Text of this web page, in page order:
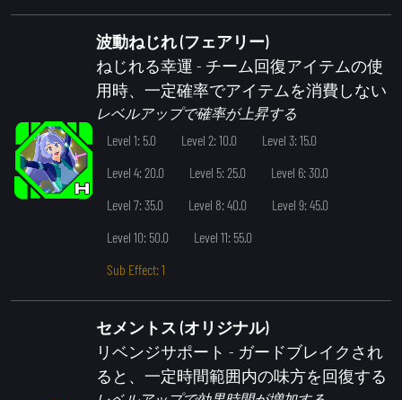
波動ねじれ (フェアリー)
ねじれる幸運 - チーム回復アイテムの使
用時、一定確率でアイテムを消費しない
レベルアップで確率が上昇する
Level 1: 5.0
Level 2: 10.0
Level 3: 15.0
Level 4: 20.0
Level 5: 25.0
Level 6: 30.0
Level 7: 35.0
Level 8: 40.0
Level 9: 45.0
Level 10: 50.0
Level 11: 55.0
Sub Effect: 1
セメントス (オリジナル)
リベンジサポート - ガードブレイクされ
ると、一定時間範囲内の味方を回復する